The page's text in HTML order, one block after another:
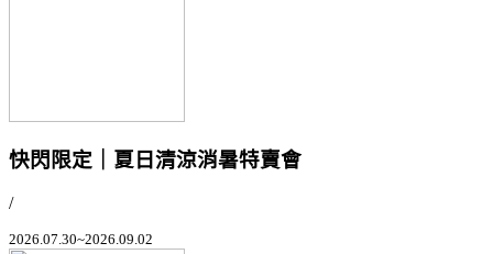
快閃限定｜夏日清涼消暑特賣會
/
2026.07.30~2026.09.02